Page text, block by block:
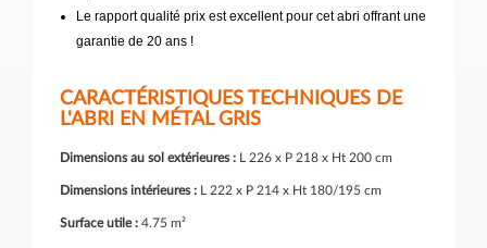
Le rapport qualité prix est excellent pour cet abri offrant une
garantie de 20 ans !
CARACTÉRISTIQUES TECHNIQUES DE
L'ABRI EN MÉTAL GRIS
Dimensions au sol extérieures : L 226 x P 218 x Ht 200 cm
Dimensions intérieures : L 222 x P 214 x Ht 180/195 cm
Surface utile : 4.75 m²